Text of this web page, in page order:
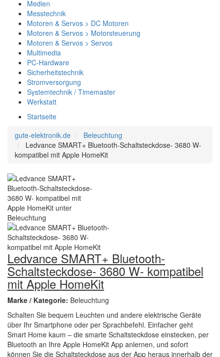
Medien
Messtechnik
Motoren & Servos > DC Motoren
Motoren & Servos > Motorsteuerung
Motoren & Servos > Servos
Multimedia
PC-Hardware
Sicherheitstechnik
Stromversorgung
Systemtechnik / Timemaster
Werkstatt
Startseite
gute-elektronik.de
Beleuchtung
Ledvance SMART+ Bluetooth-Schaltsteckdose- 3680 W-
kompatibel mit Apple HomeKit
Ledvance SMART+ Bluetooth-
Schaltsteckdose- 3680 W- kompatibel
mit Apple HomeKit
Marke / Kategorie: Beleuchtung
Schalten Sie bequem Leuchten und andere elektrische Geräte
über Ihr Smartphone oder per Sprachbefehl. Einfacher geht
Smart Home kaum – die smarte Schaltsteckdose einstecken, per
Bluetooth an Ihre Apple HomeKit App anlernen, und sofort
können Sie die Schaltsteckdose aus der App heraus innerhalb der